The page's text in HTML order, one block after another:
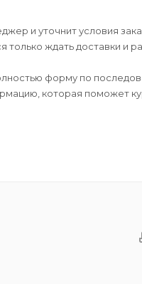
и уточнит условия
ждать доставки и
форму по
которая поможет